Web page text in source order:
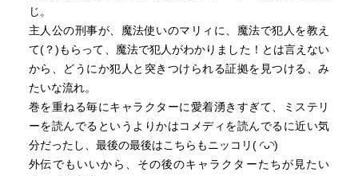
じ。
主人公の刑事が、魔法使いのマリィに、魔法で犯人を教え
て(？)もらって、魔法で犯人がわかりました！とは言えない
から、どうにか犯人と突きつけられる証拠を見つける、み
たいな流れ。
巻を重ねる毎にキャラクターに愛着湧きすぎて、ミステリ
ーを読んでるというよりかはコメディを読んでるに近い気
分だったし、最後の最後はこちらもニッコリ( ◜ᴗ◝)
外伝でもいいから、その後のキャラクターたちが見たい